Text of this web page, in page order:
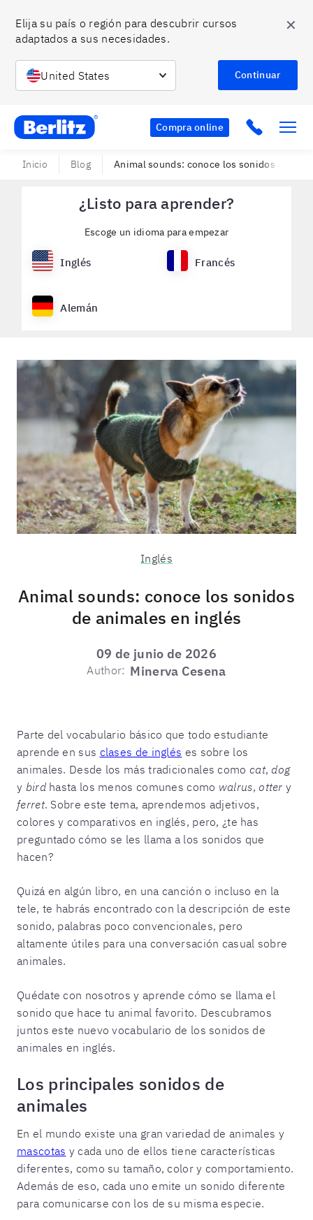
Elija su país o región para descubrir cursos
adaptados a sus necesidades.
United States Continuar
✕
Berlitz Chile Compra online Click to
Inicio Blog Animal sounds: conoce los sonidos de
¿Listo para aprender?
Escoge un idioma para empezar
Inglés Francés
Alemán
Inglés
Animal sounds: conoce los sonidos
de animales en inglés
09 de junio de 2026
Author: Minerva Cesena
Parte del vocabulario básico que todo estudiante
aprende en sus clases de inglés es sobre los
animales. Desde los más tradicionales como cat, dog
y bird hasta los menos comunes como walrus,ottery
ferret. Sobre este tema, aprendemos adjetivos,
colores y comparativos en inglés, pero, ¿te has
preguntado cómo se les llama a los sonidos que
hacen?
Quizá en algún libro, en una canción o incluso en la
tele, te habrás encontrado con la descripción de este
sonido, palabras poco convencionales, pero
altamente útiles para una conversación casual sobre
animales.
Quédate con nosotros y aprende cómo se llama el
sonido que hace tu animal favorito. Descubramos
juntos este nuevo vocabulario de los sonidos de
animales en inglés.
Los principales sonidos de
animales
En el mundo existe una gran variedad de animales y
mascotas y cada uno de ellos tiene características
diferentes, como su tamaño, color y comportamiento.
Además de eso, cada uno emite un sonido diferente
para comunicarse con los de su misma especie.